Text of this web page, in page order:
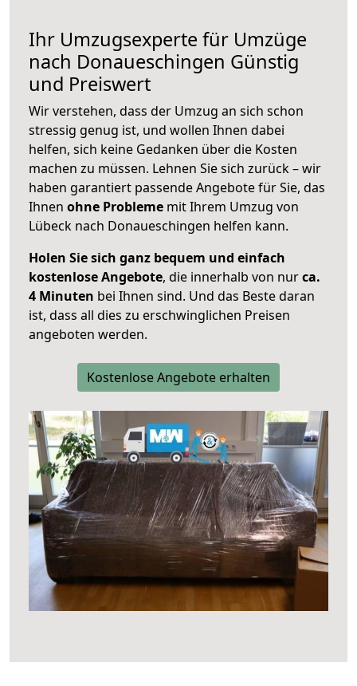
Ihr Umzugsexperte für Umzüge
nach Donaueschingen Günstig
und Preiswert
Wir verstehen, dass der Umzug an sich schon
stressig genug ist, und wollen Ihnen dabei
helfen, sich keine Gedanken über die Kosten
machen zu müssen. Lehnen Sie sich zurück – wir
haben garantiert passende Angebote für Sie, das
Ihnen ohne Probleme mit Ihrem Umzug von
Lübeck nach Donaueschingen helfen kann.
Holen Sie sich ganz bequem und einfach
kostenlose Angebote, die innerhalb von nurca.
4 Minuten bei Ihnen sind. Und das Beste daran
ist, dass all dies zu erschwinglichen Preisen
angeboten werden.
Kostenlose Angebote erhalten